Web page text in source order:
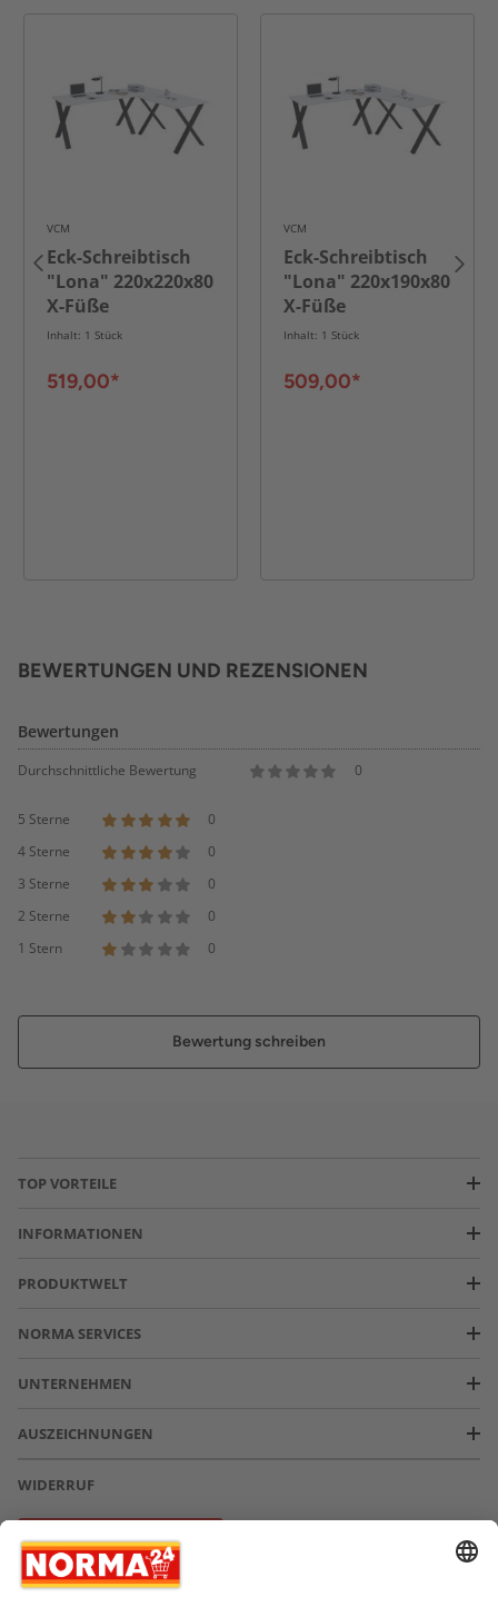
VCM
Eck-Schreibtisch
"Lona" 220x220x80
X-Füße
Weiß/Schwarz
Inhalt: 1 Stück
519,00*
VCM
Eck-Schreibtisch
"Lona" 220x190x80
X-Füße
Weiß/Schwarz
Inhalt: 1 Stück
509,00*
BEWERTUNGEN UND REZENSIONEN
Bewertungen
Durchschnittliche Bewertung 0
5 Sterne
0
4 Sterne
0
3 Sterne
0
2 Sterne
0
1 Stern
0
Bewertung schreiben
TOP VORTEILE
INFORMATIONEN
PRODUKTWELT
NORMA SERVICES
UNTERNEHMEN
AUSZEICHNUNGEN
WIDERRUF
Vertrag widerrufen